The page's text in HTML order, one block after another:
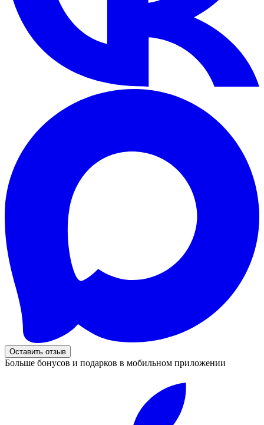
Оставить отзыв
Больше бонусов и подарков в мобильном приложении